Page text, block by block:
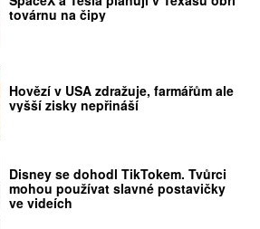
továrnu na čipy
Hovězí v USA zdražuje, farmářům ale
vyšší zisky nepřináší
Disney se dohodl TikTokem. Tvůrci
mohou používat slavné postavičky
ve videích